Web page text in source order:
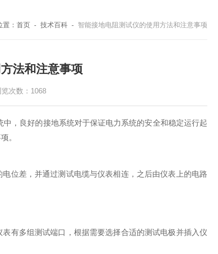
： 首页 - 技术百科 - 智能接地电阻测试仪的使用方法和注意事项
法和注意事项
次数：1068
良好的接地系统对于保证电力系统的安全和稳定运行起
。
差，并通过测试电缆与仪表相连，之后由仪表上的电路
多组测试端口，根据需要选择合适的测试电极并插入仪